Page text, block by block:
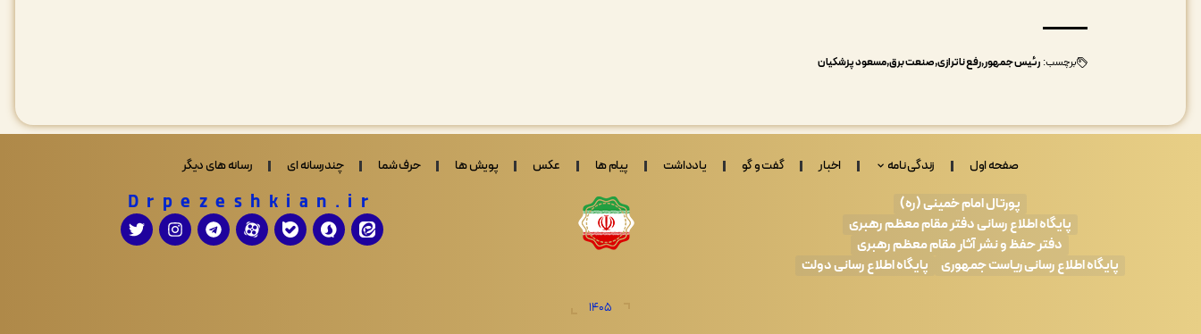
برچسب: رئیس جمهور رفع ناترازی صنعت برقمسعود پزشکیان
صفحه اول زندگی نامه اخبار گفت و گو یادداشت پیام ها عکس پویش ها حرف شما چندرسانه ای رسانه های دیگر
پورتال امام خمینی (ره)
پایگاه اطلاع رسانی دفتر مقام معظم رهبری
دفتر حفظ و نشر آثار مقام معظم رهبری
پایگاه اطلاع رسانی ریاست جمهوری
پایگاه اطلاع رسانی دولت
Drpezeshkian.ir
1405